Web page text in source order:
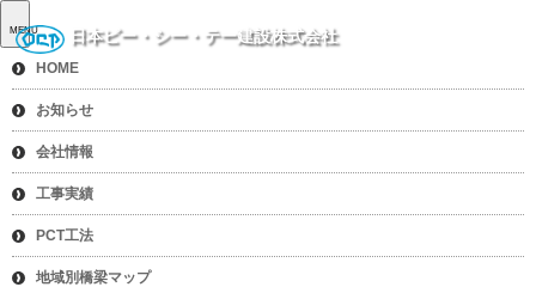
日本ピー・シー・テー建設株式会社
MENU
HOME
お知らせ
会社情報
工事実績
PCT工法
地域別橋梁マップ